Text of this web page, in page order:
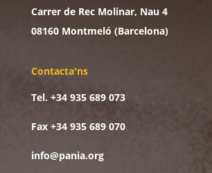
Carrer de Rec Molinar, Nau 4
08160 Montmeló (Barcelona)
Contacta'ns
Tel. +34 935 689 073
Fax +34 935 689 070
info@pania.org